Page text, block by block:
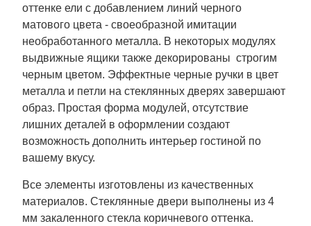
оттенке ели с добавлением линий черного
матового цвета - своеобразной имитации
необработанного металла. В некоторых модулях
выдвижные ящики также декорированы строгим
черным цветом. Эффектные черные ручки в цвет
металла и петли на стеклянных дверях завершают
образ. Простая форма модулей, отсутствие
лишних деталей в оформлении создают
возможность дополнить интерьер гостиной по
вашему вкусу.
Все элементы изготовлены из качественных
материалов. Стеклянные двери выполнены из 4
мм закаленного стекла коричневого оттенка.